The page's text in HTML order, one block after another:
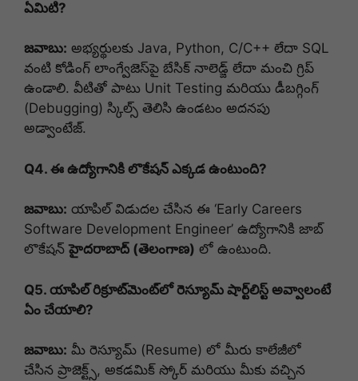
ఏమిటి?
జవాబు: అభ్యర్థులకు Java, Python, C/C++ లేదా SQL
వంటి కోడింగ్ లాంగ్వేజెస్‌పై బేసిక్ నాలెడ్జ్ లేదా మంచి గ్రిప్
ఉండాలి. వీటితో పాటు Unit Testing మరియు డీబగ్గింగ్
(Debugging) స్కిల్స్ తెలిసి ఉండటం అదనపు
అడ్వాంటేజ్.
Q4. ఈ ఉద్యోగానికి లొకేషన్ ఎక్కడ ఉంటుంది?
జవాబు: యాపిల్ విడుదల చేసిన ఈ ‘Early Careers
Software Development Engineer’ ఉద్యోగానికి జాబ్
లొకేషన్ హైదరాబాద్ (తెలంగాణ) లో ఉంటుంది.
Q5. యాపిల్ రిక్రూట్‌మెంట్‌లో రెస్యూమ్ షార్ట్‌లిస్ట్ అవ్వాలంటే
ఏం చేయాలి?
జవాబు: మీ రెస్యూమ్ (Resume) లో మీరు కాలేజీలో
చేసిన ప్రాజెక్ట్స్, అకడమిక్ స్కోర్ మరియు మీకు వచ్చిన